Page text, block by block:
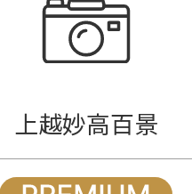
上越妙高百景